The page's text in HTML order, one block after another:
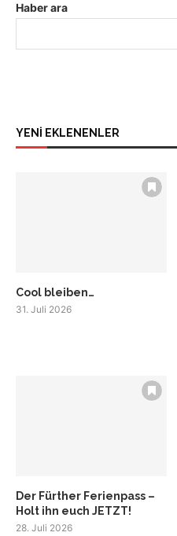
Haber ara
YENİ EKLENENLER
Cool bleiben…
31. Juli 2026
Der Fürther Ferienpass –
Holt ihn euch JETZT!
28. Juli 2026